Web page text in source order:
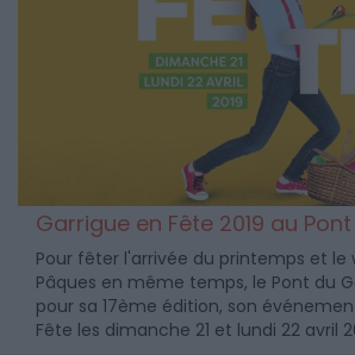
Garrigue en Fête 2019 au
Pour fêter l'arrivée du printemps et le
Pâques en même temps, le Pont du
pour sa 17ème édition, son
Fête les dimanche 21 et lundi 22 avril